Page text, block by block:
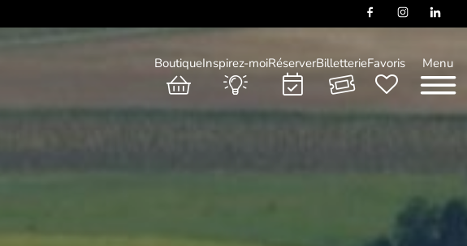
Menu
BoutiqueInspirez-moiRéserverBilletterieFavoris